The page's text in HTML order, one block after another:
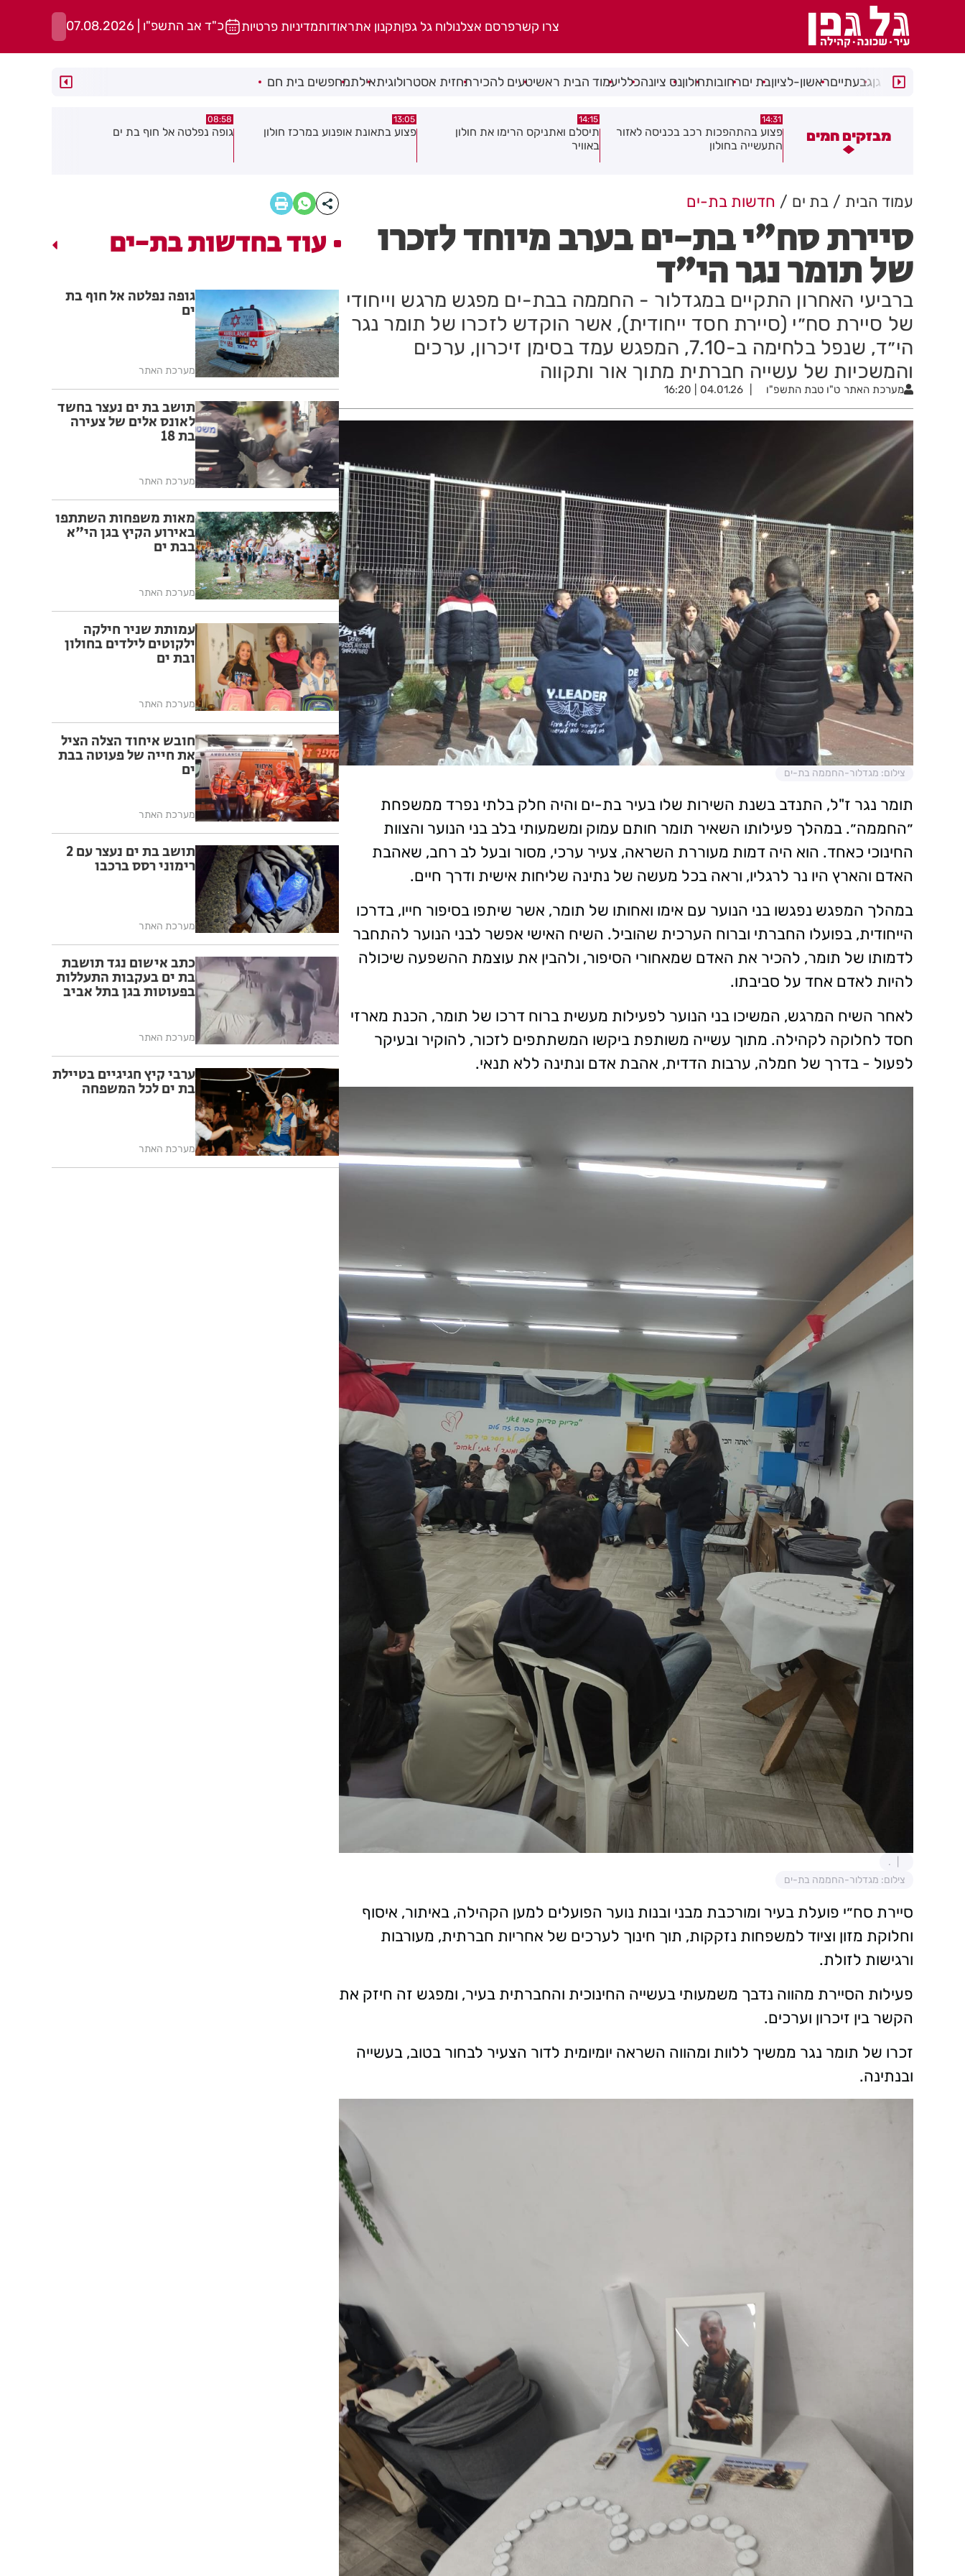
צרו קשרפרסם אצלנולוח גל גפןתקנון אתראודותמדיניות פרטיות כ"ד אב התשפ"ו | 07.08.2026
רמת גןגבעתייםראשון-לציוןבת יםרחובותחולוןנס ציונהכלליעמוד הבית ראשיטעים להכירתחזית אסטרולוגיתאילתמחפשים בית חם
מבזקים חמים
פצוע בהתהפכות רכב בכניסה לאזור
14:15
תיסלם ואתניקס הרימו את חולון
באוויר
13:05
פצוע בתאונת אופנוע במרכז חולון
08:58
גופה נפלטה אל חוף בת ים
08:29
חשד להצתה בשלושה מוקדים ברמת
עמוד הבית בת ים חדשות בת-ים
סיירת סח"י בת-ים בערב מיוחד לזכרו
של תומר נגר הי״ד
ברביעי האחרון התקיים במגדלור - החממה בבת-ים מפגש מרגש וייחודי
של סיירת סח״י (סיירת חסד ייחודית), אשר הוקדש לזכרו של תומר נגר
הי״ד, שנפל בלחימה ב-7.10, המפגש עמד בסימן זיכרון, ערכים
והמשכיות של עשייה חברתית מתוך אור ותקווה
מערכת האתר ט"ו טבת התשפ"ו 04.01.26 | 16:20
צילום: מגדלור-החממה בת-ים
תומר נגר ז"ל, התנדב בשנת השירות שלו בעיר בת-ים והיה חלק בלתי נפרד ממשפחת
״החממה״. במהלך פעילותו השאיר תומר חותם עמוק ומשמעותי בלב בני הנוער והצוות
החינוכי כאחד. הוא היה דמות מעוררת השראה, צעיר ערכי, מסור ובעל לב רחב, שאהבת
האדם והארץ היו נר לרגליו, וראה בכל מעשה של נתינה שליחות אישית ודרך חיים.
במהלך המפגש נפגשו בני הנוער עם אימו ואחותו של תומר, אשר שיתפו בסיפור חייו, בדרכו
הייחודית, בפועלו החברתי וברוח הערכית שהוביל. השיח האישי אפשר לבני הנוער להתחבר
לדמותו של תומר, להכיר את האדם שמאחורי הסיפור, ולהבין את עוצמת ההשפעה שיכולה
להיות לאדם אחד על סביבתו.
לאחר השיח המרגש, המשיכו בני הנוער לפעילות מעשית ברוח דרכו של תומר, הכנת מארזי
חסד לחלוקה לקהילה. מתוך עשייה משותפת ביקשו המשתתפים לזכור, להוקיר ובעיקר
לפעול - בדרך של חמלה, ערבות הדדית, אהבת אדם ונתינה ללא תנאי.
.
צילום: מגדלור-החממה בת-ים
סיירת סח״י פועלת בעיר ומורכבת מבני ובנות נוער הפועלים למען הקהילה, באיתור, איסוף
וחלוקת מזון וציוד למשפחות נזקקות, תוך חינוך לערכים של אחריות חברתית, מעורבות
ורגישות לזולת.
פעילות הסיירת מהווה נדבך משמעותי בעשייה החינוכית והחברתית בעיר, ומפגש זה חיזק את
הקשר בין זיכרון וערכים.
זכרו של תומר נגר ממשיך ללוות ומהווה השראה יומיומית לדור הצעיר לבחור בטוב, בעשייה
ובנתינה.
עוד בחדשות בת-ים
גופה נפלטה אל חוף בת
ים
מערכת האתר
תושב בת ים נעצר בחשד
לאונס אלים של צעירה
בת 18
מערכת האתר
מאות משפחות השתתפו
באירוע הקיץ בגן הי"א
בבת ים
מערכת האתר
עמותת שניר חילקה
ילקוטים לילדים בחולון
ובת ים
מערכת האתר
חובש איחוד הצלה הציל
את חייה של פעוטה בבת
ים
מערכת האתר
תושב בת ים נעצר עם 2
רימוני רסס ברכבו
מערכת האתר
כתב אישום נגד תושבת
בת ים בעקבות התעללות
בפעוטות בגן בתל אביב
מערכת האתר
ערבי קיץ חגיגיים בטיילת
בת ים לכל המשפחה
מערכת האתר